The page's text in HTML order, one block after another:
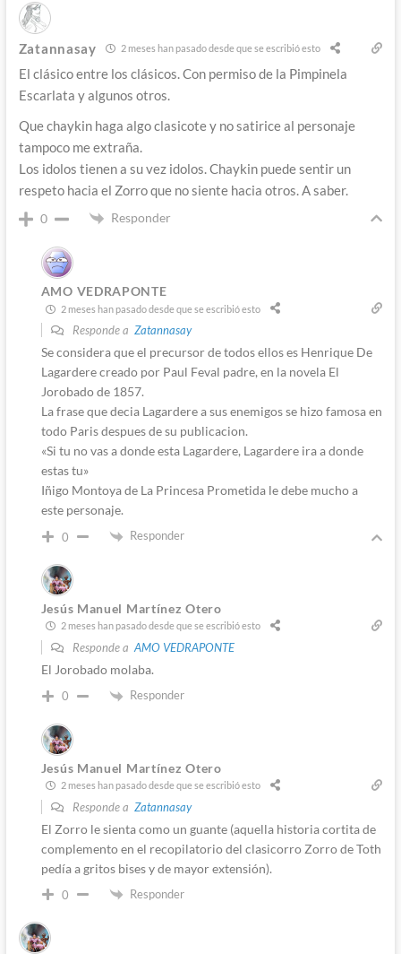
Zatannasay 2 meses han pasado desde que se escribió esto
El clásico entre los clásicos. Con permiso de la Pimpinela
Escarlata y algunos otros.
Que chaykin haga algo clasicote y no satirice al personaje
tampoco me extraña.
Los idolos tienen a su vez idolos. Chaykin puede sentir un
respeto hacia el Zorro que no siente hacia otros. A saber.
0 Responder
AMO VEDRAPONTE
2 meses han pasado desde que se escribió esto
Responde a Zatannasay
Se considera que el precursor de todos ellos es Henrique De
Lagardere creado por Paul Feval padre, en la novela El
Jorobado de 1857.
La frase que decia Lagardere a sus enemigos se hizo famosa en
todo Paris despues de su publicacion.
«Si tu no vas a donde esta Lagardere, Lagardere ira a donde
estas tu»
Iñigo Montoya de La Princesa Prometida le debe mucho a
este personaje.
0 Responder
Jesús Manuel Martínez Otero
2 meses han pasado desde que se escribió esto
Responde a AMO VEDRAPONTE
El Jorobado molaba.
0 Responder
Jesús Manuel Martínez Otero
2 meses han pasado desde que se escribió esto
Responde a Zatannasay
El Zorro le sienta como un guante (aquella historia cortita de
complemento en el recopilatorio del clasicorro Zorro de Toth
pedía a gritos bises y de mayor extensión).
0 Responder